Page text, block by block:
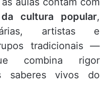
cultura popular,
artistas e
tradicionais —
combina rigor
saberes vivos do